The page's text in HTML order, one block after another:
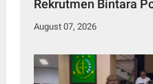
Rekrutmen Bintara
August 07, 2026